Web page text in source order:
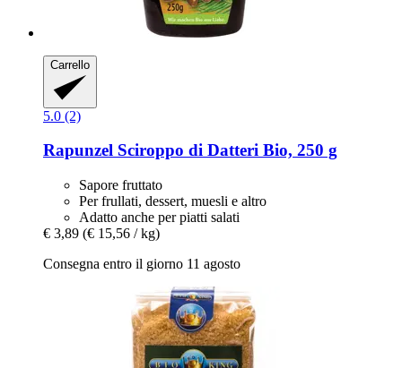
Carrello
5.0 (2)
Rapunzel Sciroppo di Datteri Bio, 250 g
Sapore fruttato
Per frullati, dessert, muesli e altro
Adatto anche per piatti salati
€ 3,89 (€ 15,56 / kg)
Consegna entro il giorno 11 agosto